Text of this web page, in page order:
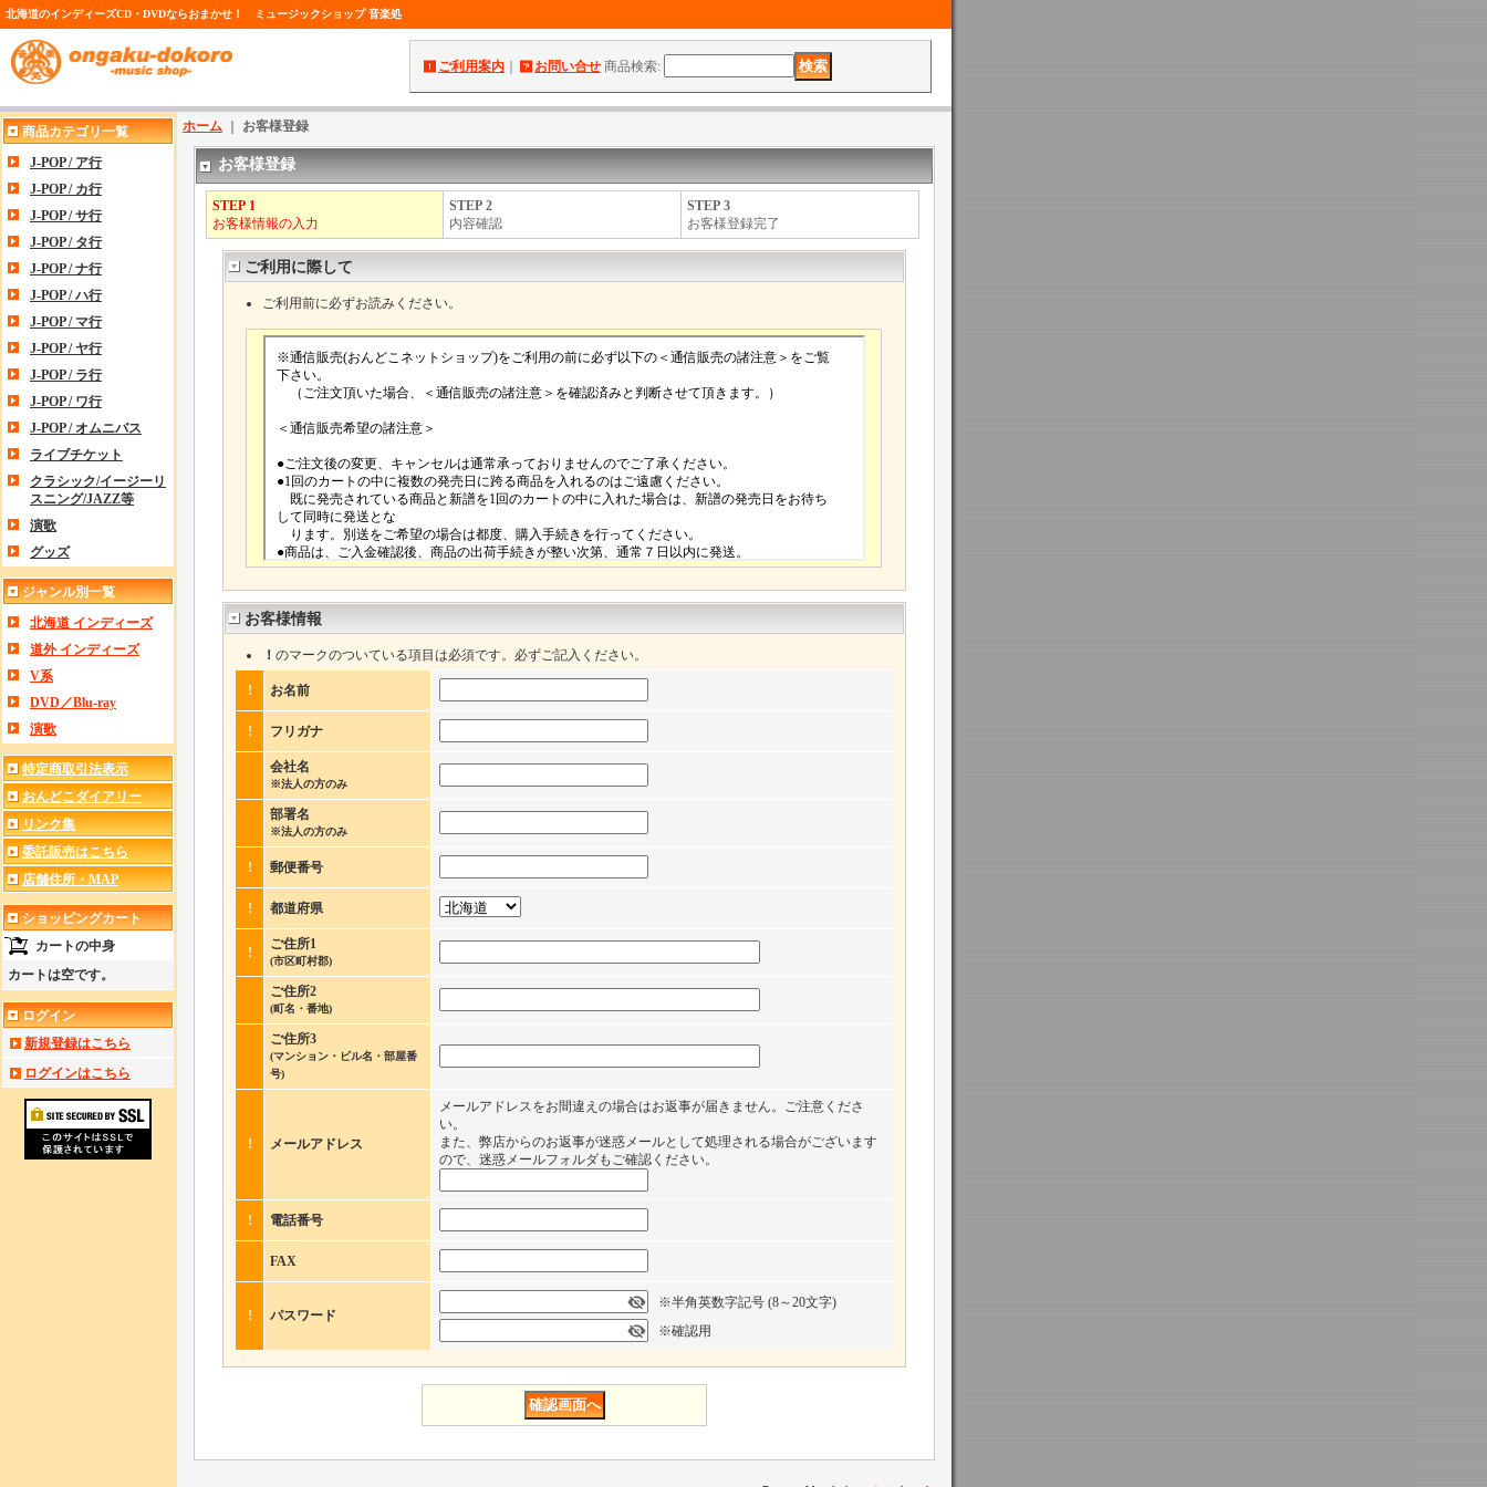
北海道のインディーズCD・DVDならおまかせ！ ミュージックショップ 音楽処
ご利用案内 お問い合せ 商品検索:
商品カテゴリ一覧
J-POP / ア行
J-POP / カ行
J-POP / サ行
J-POP / タ行
J-POP / ナ行
J-POP / ハ行
J-POP / マ行
J-POP / ヤ行
J-POP / ラ行
J-POP / ワ行
J-POP / オムニバス
ライブチケット
クラシック/イージーリ
スニング/JAZZ等
演歌
グッズ
ジャンル別一覧
北海道 インディーズ
道外 インディーズ
V系
DVD／Blu-ray
演歌
特定商取引法表示
おんどこダイアリー
リンク集
委託販売はこちら
店舗住所・MAP
ショッピングカート
カートの中身
カートは空です。
ログイン
新規登録はこちら
ログインはこちら
ホーム お客様登録
お客様登録
STEP 1
お客様情報の入力
STEP 2
内容確認
STEP 3
お客様登録完了
ご利用に際して
ご利用前に必ずお読みください。
お客様情報
！ のマークのついている項目は必須です。必ずご記入ください。
! お名前
! フリガナ
会社名
※法人の方のみ
部署名
※法人の方のみ
! 郵便番号
! 都道府県
!
ご住所1
(市区町村郡)
ご住所2
(町名・番地)
ご住所3
(マンション・ビル名・部屋番
号)
! メールアドレス
メールアドレスをお間違えの場合はお返事が届きません。ご注意くださ
い。
また、弊店からのお返事が迷惑メールとして処理される場合がございます
ので、迷惑メールフォルダもご確認ください。
! 電話番号
FAX
! パスワード
※半角英数字記号 (8～20文字)
※確認用